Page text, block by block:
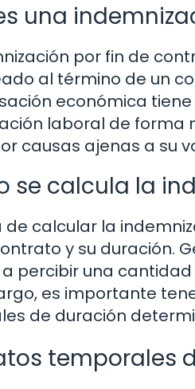
una
por fin de
al término de un
económica
laboral de forma
causas ajenas a su
se calcula la
de calcular la
y su duración.
percibir una
es importante
de duración
temporales